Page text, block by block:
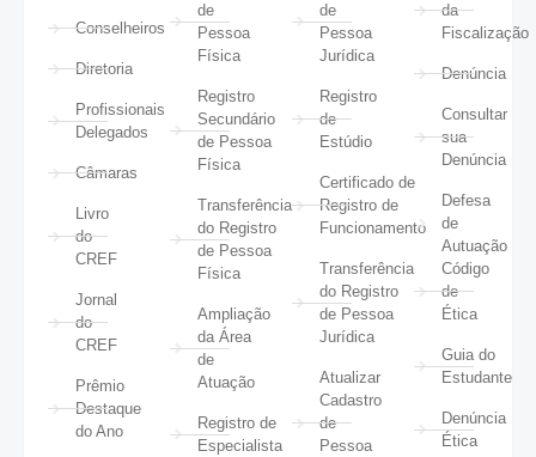
Conselheiros
Diretoria
Profissionais
Delegados
Câmaras
Livro
do
CREF
Jornal
do
CREF
Prêmio
Destaque
do Ano
de
Pessoa
Física
Registro
Secundário
de Pessoa
Física
Transferência
do Registro
de Pessoa
Física
Ampliação
da Área
de
Atuação
Registro de
Especialista
de
Pessoa
Jurídica
Registro
de
Estúdio
Certificado de
Registro de
Funcionamento
Transferência
do Registro
de Pessoa
Jurídica
Atualizar
Cadastro
de
Pessoa
da
Fiscalização
Denúncia
Consultar
sua
Denúncia
Defesa
de
Autuação
Código
de
Ética
Guia do
Estudante
Denúncia
Ética